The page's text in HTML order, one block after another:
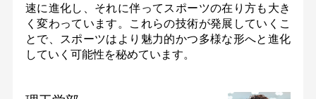
速に進化し、それに伴ってスポーツの在り方も大き
く変わっています。これらの技術が発展していくこ
とで、スポーツはより魅力的かつ多様な形へと進化
していく可能性を秘めています。